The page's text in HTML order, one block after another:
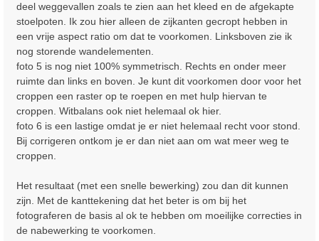
deel weggevallen zoals te zien aan het kleed en de afgekapte
stoelpoten. Ik zou hier alleen de zijkanten gecropt hebben in
een vrije aspect ratio om dat te voorkomen. Linksboven zie ik
nog storende wandelementen.
foto 5 is nog niet 100% symmetrisch. Rechts en onder meer
ruimte dan links en boven. Je kunt dit voorkomen door voor het
croppen een raster op te roepen en met hulp hiervan te
croppen. Witbalans ook niet helemaal ok hier.
foto 6 is een lastige omdat je er niet helemaal recht voor stond.
Bij corrigeren ontkom je er dan niet aan om wat meer weg te
croppen.
Het resultaat (met een snelle bewerking) zou dan dit kunnen
zijn. Met de kanttekening dat het beter is om bij het
fotograferen de basis al ok te hebben om moeilijke correcties in
de nabewerking te voorkomen.